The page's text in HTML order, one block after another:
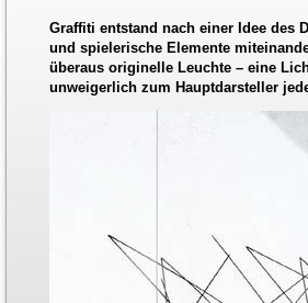
Graffiti entstand nach einer Idee des
und spielerische Elemente
überaus originelle Leuchte – eine
unweigerlich zum Hauptdarsteller